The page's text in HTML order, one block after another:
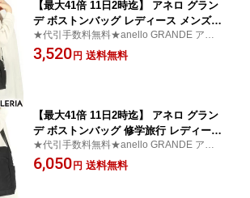
【最大41倍 11日2時迄】 アネロ グラン
デ ボストンバッグ レディース メンズ
斜めがけ anello GRANDE ショルダーバ
ッグ 10ポケット 小さめ 小さい ブラン
★代引手数料無料★anello GRANDE アネロ
グランデ 斜めがけバッグ 20代 30代
3,520 円 送料無料
【最大41倍 11日2時迄】 アネロ グラン
デ ボストンバッグ 修学旅行 レディース
大容量 旅行 軽量 2WAY anello GRAND
E ボストン バッグ ショルダー カバン 3
★代引手数料無料★anello GRANDE アネロ
グランデ ボストン 2WAYボストン 2WAY
6,050 円 送料無料